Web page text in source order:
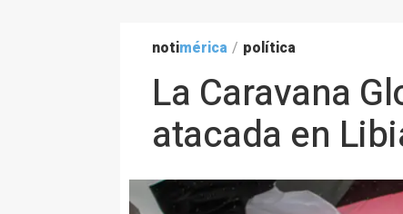
notimérica / política
La Caravana
atacada en